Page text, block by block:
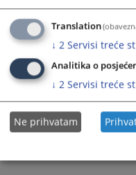
Translation
↓ 2 Servisi treće
Analitika o
↓ 2 Servisi treće
Ne prihvatam